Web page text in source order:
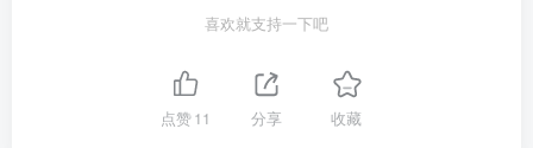
喜欢就支持一下吧
点赞11 分享 收藏